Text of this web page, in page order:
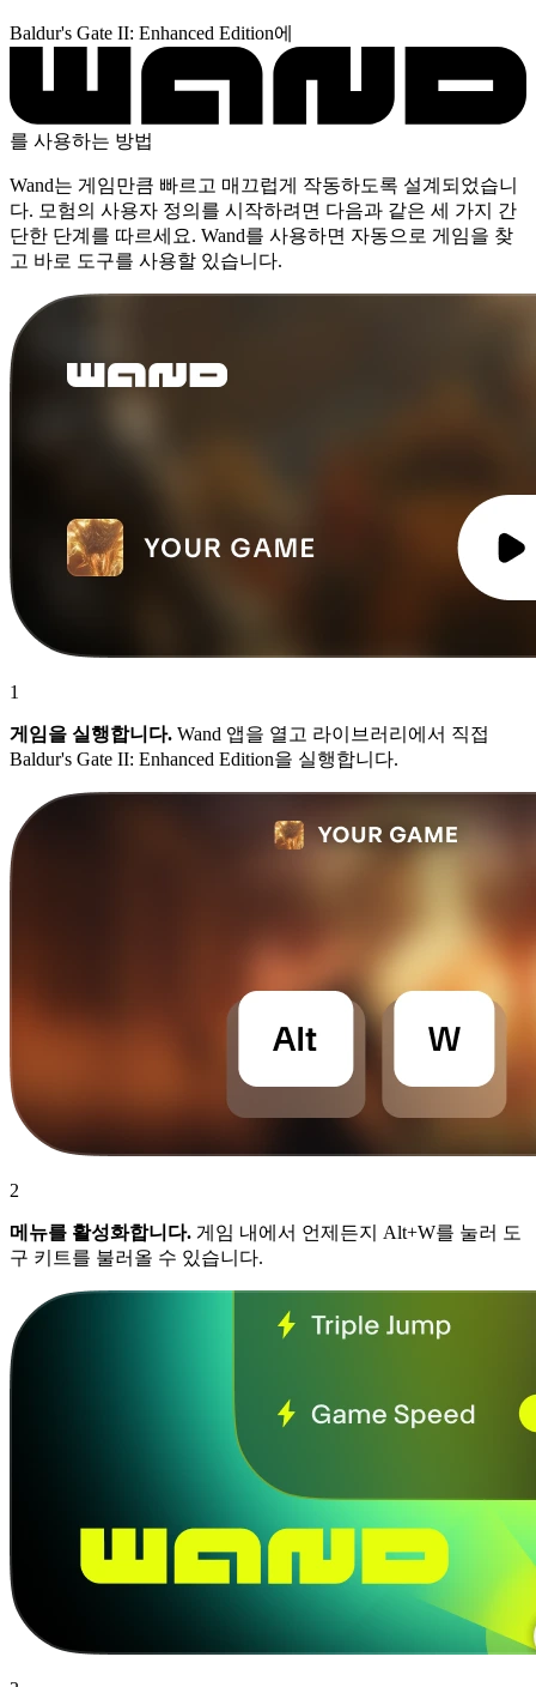
Baldur's Gate II: Enhanced Edition에
를 사용하는 방법
Wand는 게임만큼 빠르고 매끄럽게 작동하도록 설계되었습니
다. 모험의 사용자 정의를 시작하려면 다음과 같은 세 가지 간
단한 단계를 따르세요. Wand를 사용하면 자동으로 게임을 찾
고 바로 도구를 사용할 있습니다.
1
게임을 실행합니다. Wand 앱을 열고 라이브러리에서 직접
Baldur's Gate II: Enhanced Edition을 실행합니다.
2
메뉴를 활성화합니다. 게임 내에서 언제든지 Alt+W를 눌러 도
구 키트를 불러올 수 있습니다.